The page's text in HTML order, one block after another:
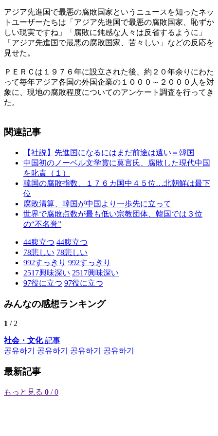
アジア先進国で最悪の腐敗国家というニュースを知ったネッ
トユーザーたちは「アジア先進国で最悪の腐敗国家、恥ずか
しい現実ですね」「腐敗に鈍感な人々は反省するように」
「アジア先進国で最悪の腐敗国家、苦々しい」などの反応を
見せた。
ＰＥＲＣは１９７６年に設立された後、約２０年余りにわた
って毎年アジア各国の外国企業の１０００～２０００人を対
象に、現地の腐敗程度についてのアンケート調査を行ってき
た。
関連記事
【社説】先進国になるにはまだ前途は遠い＝韓国
中国初のノーベル文学賞に莫言氏、腐敗した現代中国
を叱責（１）
韓国の腐敗指数、１７６カ国中４５位…北朝鮮は最下
位
腐敗清算、韓国が中国より一歩先に立って
世界で腐敗点数が最も低い宗教団体、韓国では３位
の“不名誉”
44腹立つ 44腹立つ
78悲しい 78悲しい
992すっきり 992すっきり
2517興味深い 2517興味深い
97役に立つ 97役に立つ
みんなの感想ランキング
1 / 2
社会・文化記事
공유하기
공유하기 공유하기 공유하기
最新記事
もっと見る 0 / 0